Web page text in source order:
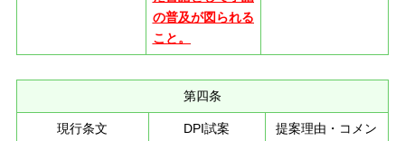
の普及が図られる
こと。
第四条
現行条文 DPI試案
提案理由・コメン